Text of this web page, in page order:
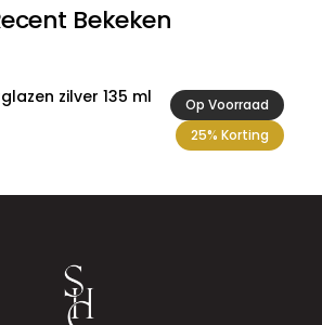
Bekeken
Op Voorraad
25% Korting
zilver 135 ml